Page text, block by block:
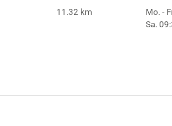
11.32 km Mo. -
Sa.